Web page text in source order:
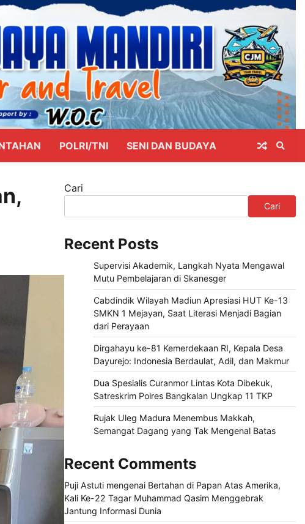
POLRI/TNI SENI DAN BUDAYA
Cari
Cari
Recent Posts
Supervisi Akademik, Langkah Nyata Mengawal
Mutu Pembelajaran di Skanesger
Cabdindik Wilayah Madiun Apresiasi HUT Ke-13
SMKN 1 Mejayan, Saat Literasi Menjadi Bagian
dari Perayaan
Dirgahayu ke-81 Kemerdekaan RI, Kepala Desa
Dayurejo: Indonesia Berdaulat, Adil, dan Makmur
Dua Spesialis Curanmor Lintas Kota Dibekuk,
Satreskrim Polres Bangkalan Ungkap 11 TKP
Rujak Uleg Madura Menembus Makkah,
Semangat Dagang yang Tak Mengenal Batas
Recent Comments
Puji Astutimengenai Bertahan di Papan Atas Amerika,
Kali Ke-22 Tagar Muhammad Qasim Menggebrak
Jantung Informasi Dunia